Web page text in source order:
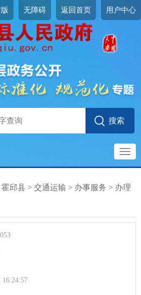
无障碍 返回首页 用户中心
霍邱县 > 交通运输 > 办事服务 > 办理
16:24:57